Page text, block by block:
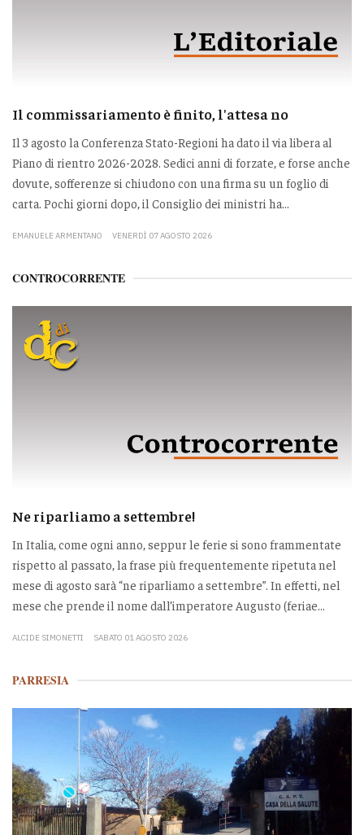
Il commissariamento è finito, l'attesa no
Il 3 agosto la Conferenza Stato-Regioni ha dato il via libera al
Piano di rientro 2026-2028. Sedici anni di forzate, e forse anche
dovute, sofferenze si chiudono con una firma su un foglio di
carta. Pochi giorni dopo, il Consiglio dei ministri ha...
EMANUELE ARMENTANO VENERDÌ 07 AGOSTO 2026
CONTROCORRENTE
Ne riparliamo a settembre!
In Italia, come ogni anno, seppur le ferie si sono frammentate
rispetto al passato, la frase più frequentemente ripetuta nel
mese di agosto sarà “ne riparliamo a settembre”. In effetti, nel
mese che prende il nome dall’imperatore Augusto (feriae...
ALCIDE SIMONETTI SABATO 01 AGOSTO 2026
PARRESIA